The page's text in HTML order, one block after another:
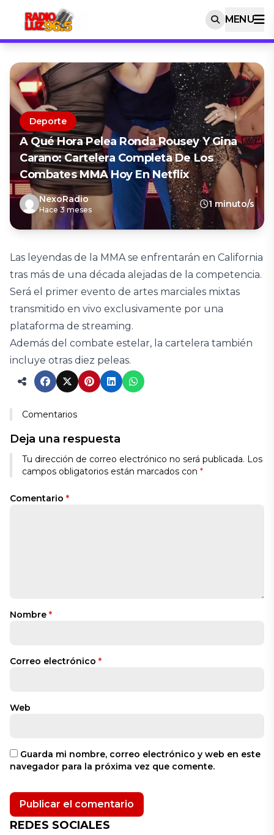
MENU
Deporte
A Qué Hora Pelea Ronda Rousey Y Gina
Carano: Cartelera Completa De Los
Combates MMA Hoy En Netflix
NexoRadio
Hace 3 meses
1 minuto/s
Las leyendas de la MMA se enfrentarán en California
tras más de una década alejadas de la competencia.
Será el primer evento de artes marciales mixtas
transmitido en vivo exclusivamente por una
plataforma de streaming.
Además del combate estelar, la cartelera también
incluye otras diez peleas.
Comentarios
Deja una respuesta
Tu dirección de correo electrónico no será publicada. Los
campos obligatorios están marcados con *
Comentario *
Nombre *
Correo electrónico *
Web
Guarda mi nombre, correo electrónico y web en este
navegador para la próxima vez que comente.
REDES SOCIALES